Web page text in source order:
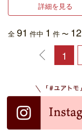
詳細を見る
全 91 件中 1 件 〜 12
1